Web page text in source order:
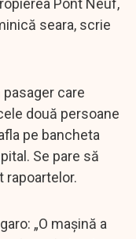
seara, scrie
care
două persoane
pe bancheta
Se pare să
rapoartelor.
„O mașină a